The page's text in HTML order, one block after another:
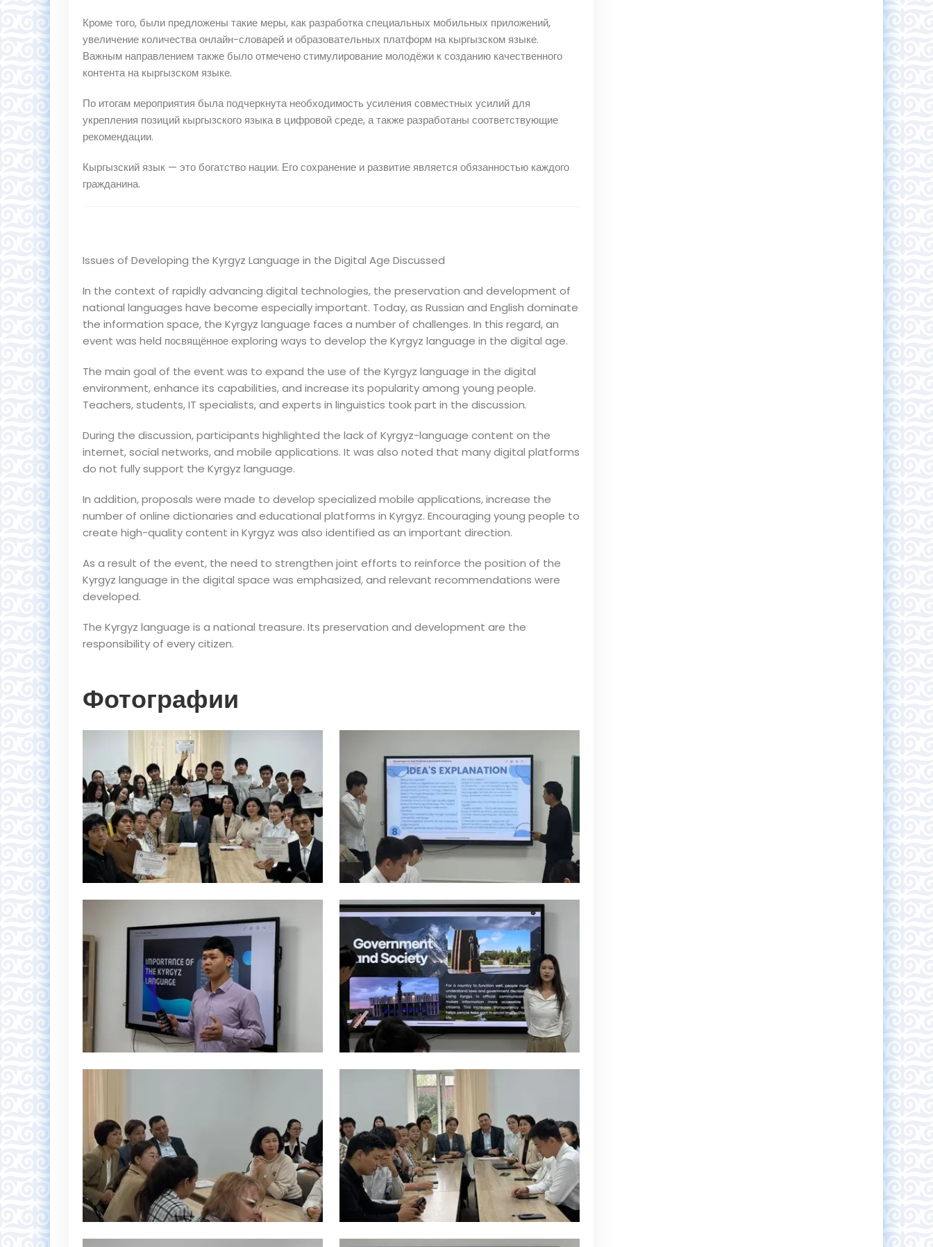
Кроме того, были предложены такие меры, как разработка специальных мобильных приложений,
увеличение количества онлайн-словарей и образовательных платформ на кыргызском языке.
Важным направлением также было отмечено стимулирование молодёжи к созданию качественного
контента на кыргызском языке.
По итогам мероприятия была подчеркнута необходимость усиления совместных усилий для
укрепления позиций кыргызского языка в цифровой среде, а также разработаны соответствующие
рекомендации.
Кыргызский язык — это богатство нации. Его сохранение и развитие является обязанностью каждого
гражданина.
Issues of Developing the Kyrgyz Language in the Digital Age Discussed
In the context of rapidly advancing digital technologies, the preservation and development of
national languages have become especially important. Today, as Russian and English dominate
the information space, the Kyrgyz language faces a number of challenges. In this regard, an
event was held посвящённое exploring ways to develop the Kyrgyz language in the digital age.
The main goal of the event was to expand the use of the Kyrgyz language in the digital
environment, enhance its capabilities, and increase its popularity among young people.
Teachers, students, IT specialists, and experts in linguistics took part in the discussion.
During the discussion, participants highlighted the lack of Kyrgyz-language content on the
internet, social networks, and mobile applications. It was also noted that many digital platforms
do not fully support the Kyrgyz language.
In addition, proposals were made to develop specialized mobile applications, increase the
number of online dictionaries and educational platforms in Kyrgyz. Encouraging young people to
create high-quality content in Kyrgyz was also identified as an important direction.
As a result of the event, the need to strengthen joint efforts to reinforce the position of the
Kyrgyz language in the digital space was emphasized, and relevant recommendations were
developed.
The Kyrgyz language is a national treasure. Its preservation and development are the
responsibility of every citizen.
Фотографии